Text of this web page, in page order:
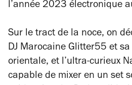
l’année 2023 électronique
Sur le tract de la noce, on
DJ Marocaine Glitter55 et
orientale, et l’ultra-curieux
capable de mixer en un set